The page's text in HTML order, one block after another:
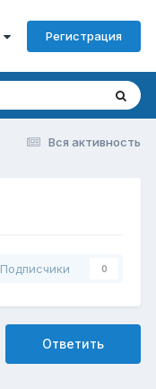
Регистрация
Вся активность
Подписчики 0
Ответить